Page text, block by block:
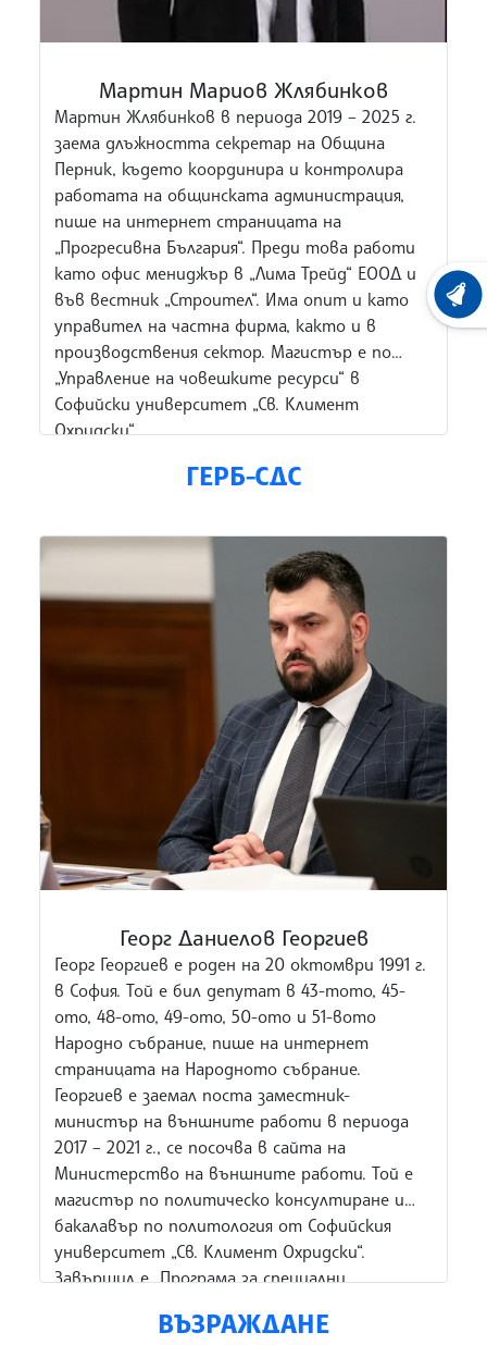
Мартин Мариов Жлябинков
Мартин Жлябинков в периода 2019 – 2025 г.
заема длъжността секретар на Община
Перник, където координира и контролира
работата на общинската администрация,
пише на интернет страницата на
„Прогресивна България“. Преди това работи
като офис мениджър в „Лима Трейд“ ЕООД и
във вестник „Строител“. Има опит и като
управител на частна фирма, както и в
производствения сектор. Магистър е по
„Управление на човешките ресурси“ в
Софийски университет „Св. Климент
Охридски“.
ГЕРБ-СДС
Георг Даниелов Георгиев
Георг Георгиев е роден на 20 октомври 1991 г.
в София. Той е бил депутат в 43-тото, 45-
ото, 48-ото, 49-ото, 50-ото и 51-вото
Народно събрание, пише на интернет
страницата на Народното събрание.
Георгиев е заемал поста заместник-
министър на външните работи в периода
2017 – 2021 г., се посочва в сайта на
Министерство на външните работи. Той е
магистър по политическо консултиране и
бакалавър по политология от Софийския
университет „Св. Климент Охридски“.
Завършил е „Програма за специални
законодателството“ към Корейска фондация,
ВЪЗРАЖДАНЕ